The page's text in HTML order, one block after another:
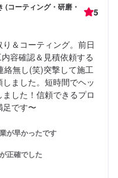
(コーティング・研磨・
5
＆コーティング。前日
容確認＆見積依頼する
絡無し(笑)突撃して施工
ました。短時間でヘッ
した！信頼できるプロ
です〜
が早かったです
正確でした